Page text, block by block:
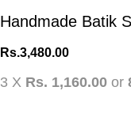
Handmade Batik
Rs.3,480.00
3 X Rs. 1,160.00 or